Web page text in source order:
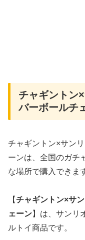
チャギントン
バーボールチ
チャギントン×サン
ーンは、全国のガチ
な場所で購入できま
【チャギントン×サ
ェーン】は、サンリ
ルトイ商品です。